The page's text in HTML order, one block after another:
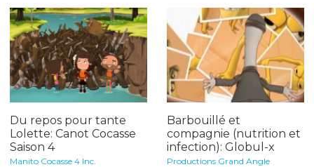
Du repos pour tante
Lolette: Canot Cocasse
Saison 4
Manito Cocasse 4 Inc.
Barbouillé et
compagnie (nutrition et
infection): Globul-x
Productions Grand Angle